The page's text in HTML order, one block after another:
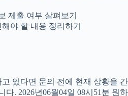
제출 여부 살펴보기
야 할 내용 정리하기
있다면 문의 전에 현재 상황을 간
다. 2026년06월04일 08시51분 원하